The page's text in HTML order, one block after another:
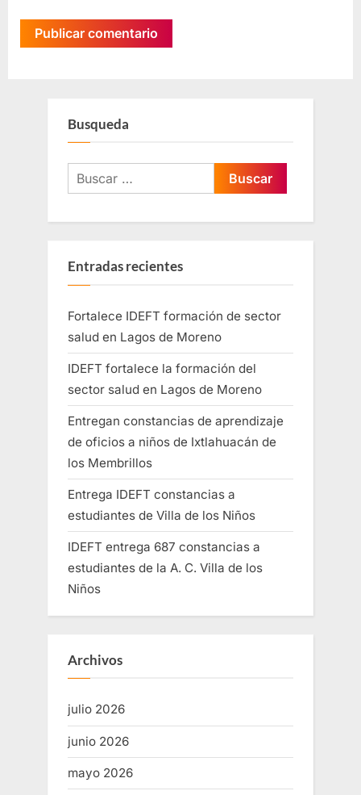
Busqueda
Entradas recientes
Fortalece IDEFT formación de sector
salud en Lagos de Moreno
IDEFT fortalece la formación del
sector salud en Lagos de Moreno
Entregan constancias de aprendizaje
de oficios a niños de Ixtlahuacán de
los Membrillos
Entrega IDEFT constancias a
estudiantes de Villa de los Niños
IDEFT entrega 687 constancias a
estudiantes de la A. C. Villa de los
Niños
Archivos
julio 2026
junio 2026
mayo 2026